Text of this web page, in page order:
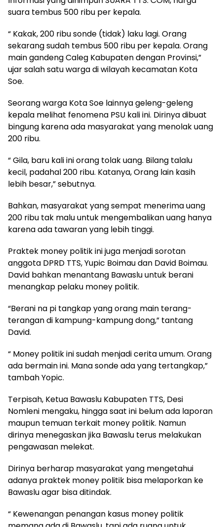
suara tembus 500 ribu per kepala.
“ Kakak, 200 ribu sonde (tidak) laku lagi. Orang
sekarang sudah tembus 500 ribu per kepala. Orang
main gandeng Caleg Kabupaten dengan Provinsi,”
ujar salah satu warga di wilayah kecamatan Kota
Soe.
Seorang warga Kota Soe lainnya geleng-geleng
kepala melihat fenomena PSU kali ini. Dirinya dibuat
bingung karena ada masyarakat yang menolak uang
200 ribu.
“ Gila, baru kali ini orang tolak uang. Bilang talalu
kecil, padahal 200 ribu. Katanya, Orang lain kasih
lebih besar,” sebutnya.
Bahkan, masyarakat yang sempat menerima uang
200 ribu tak malu untuk mengembalikan uang hanya
karena ada tawaran yang lebih tinggi.
Praktek money politik ini juga menjadi sorotan
anggota DPRD TTS, Yupic Boimau dan David Boimau.
David bahkan menantang Bawaslu untuk berani
menangkap pelaku money politik.
“Berani na pi tangkap yang orang main terang-
terangan di kampung-kampung dong,” tantang
David.
“ Money politik ini sudah menjadi cerita umum. Orang
ada bermain ini. Mana sonde ada yang tertangkap,”
tambah Yopic.
Terpisah, Ketua Bawaslu Kabupaten TTS, Desi
Nomleni mengaku, hingga saat ini belum ada laporan
maupun temuan terkait money politik. Namun
dirinya menegaskan jika Bawaslu terus melakukan
pengawasan melekat.
Dirinya berharap masyarakat yang mengetahui
adanya praktek money politik bisa melaporkan ke
Bawaslu agar bisa ditindak.
“ Kewenangan penangan kasus money politik